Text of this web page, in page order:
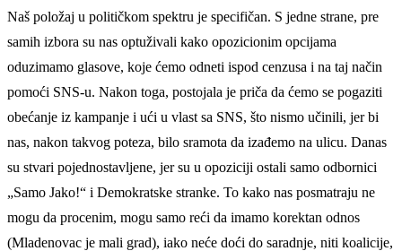
Naš položaj u političkom spektru je specifičan. S jedne strane, pre
samih izbora su nas optuživali kako opozicionim opcijama
oduzimamo glasove, koje ćemo odneti ispod cenzusa i na taj način
pomoći SNS-u. Nakon toga, postojala je priča da ćemo se pogaziti
obećanje iz kampanje i ući u vlast sa SNS, što nismo učinili, jer bi
nas, nakon takvog poteza, bilo sramota da izađemo na ulicu. Danas
su stvari pojednostavljene, jer su u opoziciji ostali samo odbornici
„Samo Jako!“ i Demokratske stranke. To kako nas posmatraju ne
mogu da procenim, mogu samo reći da imamo korektan odnos
(Mladenovac je mali grad), iako neće doći do saradnje, niti koalicije,